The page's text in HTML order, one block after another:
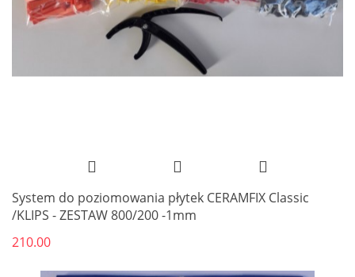
System do poziomowania płytek CERAMFIX Classic
/KLIPS - ZESTAW 800/200 -1mm
210.00